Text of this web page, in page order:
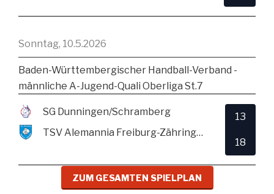
Sonntag, 10.5.2026
Baden-Württembergischer Handball-Verband -
männliche A-Jugend-Quali Oberliga St.7
SG Dunningen/Schramberg
TSV Alemannia Freiburg-Zähringen
13
18
ZUM GESAMTEN SPIELPLAN